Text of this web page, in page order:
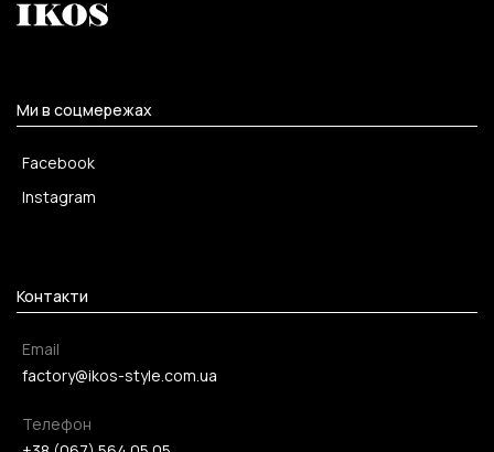
Ми в соцмережах
Facebook
Instagram
Контакти
Email
factory@ikos-style.com.ua
Телефон